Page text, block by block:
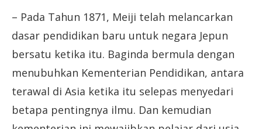
– Pada Tahun 1871, Meiji telah melancarkan
dasar pendidikan baru untuk negara Jepun
bersatu ketika itu. Baginda bermula dengan
menubuhkan Kementerian Pendidikan, antara
terawal di Asia ketika itu selepas menyedari
betapa pentingnya ilmu. Dan kemudian